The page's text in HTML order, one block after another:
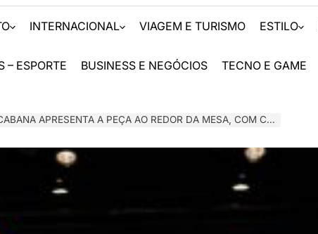
INTERNACIONAL VIAGEM E TURISMO ESTILO
– ESPORTE BUSINESS E NEGÓCIOS TECNO E GAME
APRESENTA A PEÇA AO REDOR DA MESA, COM CLARICE LISPECTOR